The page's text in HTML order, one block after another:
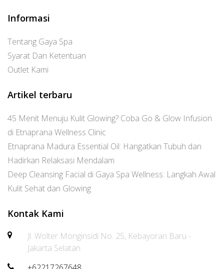
Informasi
Tentang Gaya Spa
Syarat Dan Ketentuan
Outlet Kami
Artikel terbaru
45 Menit Menuju Kulit Glowing? Coba Go & Glow Infusion
di Etnaprana Wellness Clinic
Etnaprana Madura Essential Oil: Hangatkan Tubuh dan
Hadirkan Relaksasi Mendalam
Deep Cleansing Facial di Gaya Spa Wellness: Langkah Awal
Kulit Sehat dan Glowing
Kontak Kami
Jl. Wolter Monginsidi No. 25, Kebayoran Baru -
Jakarta Selatan